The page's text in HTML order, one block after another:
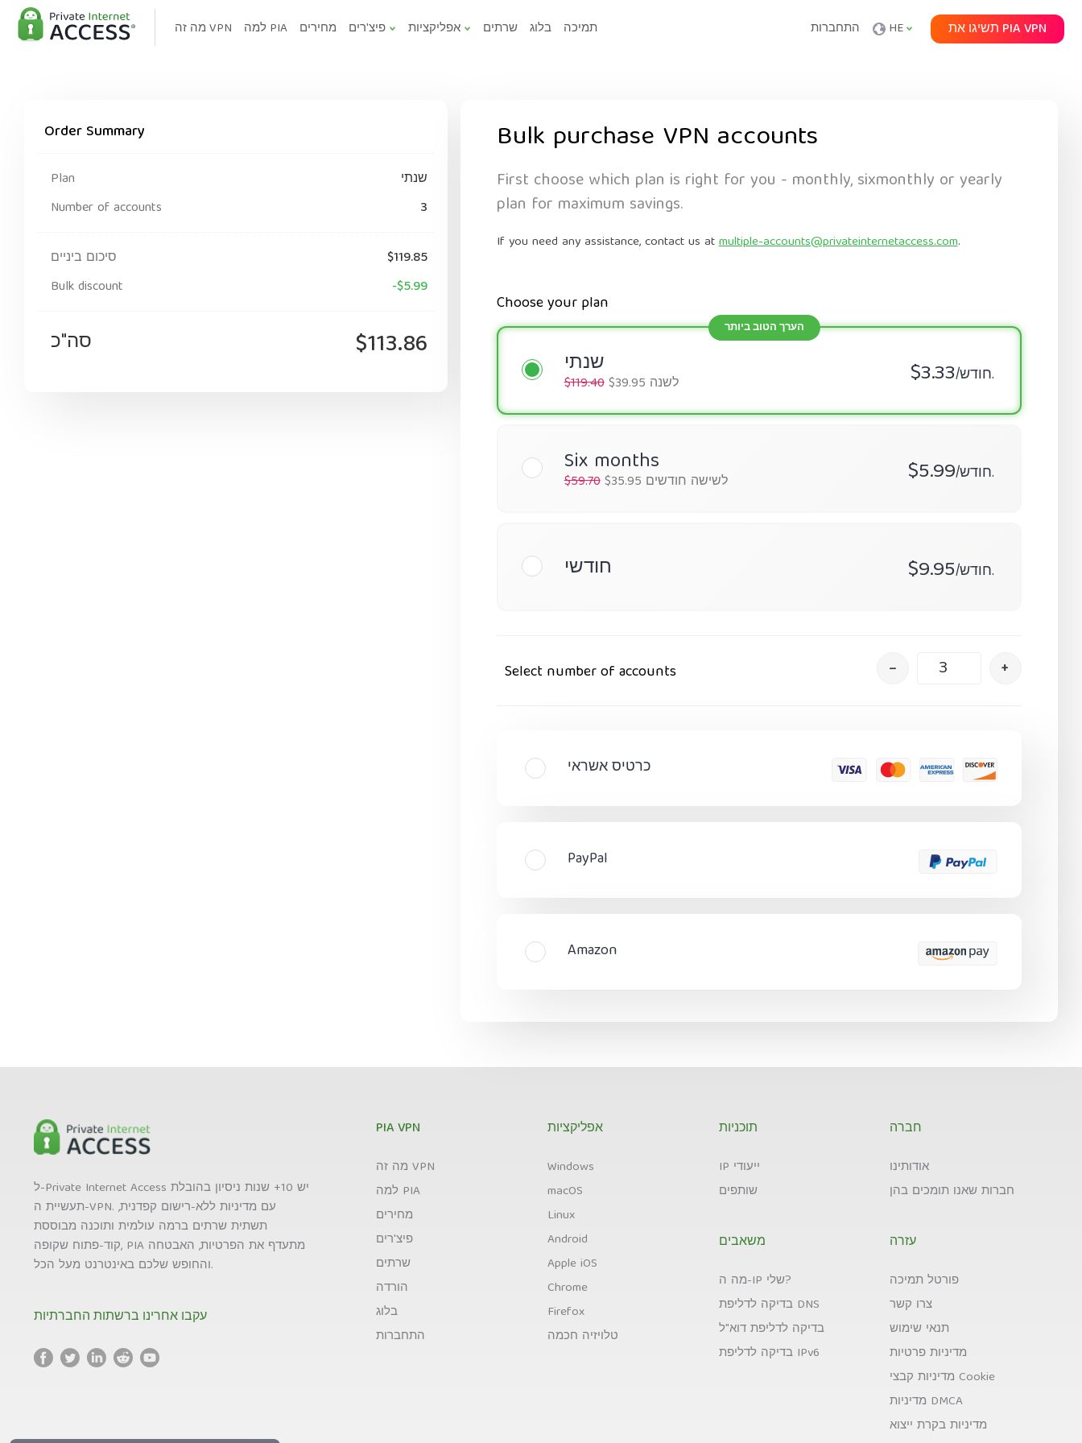
מה זה VPN למה PIA מחירים פיצ'רים אפליקציות שרתים בלוג תמיכה התחברות HE תשיגו את PIA VPN
Order Summary
Plan
שנתי
Number of accounts
3
סיכום ביניים
$119.85
Bulk discount
-$5.99
סה"כ $113.86
Bulk purchase VPN accounts
First choose which plan is right for you - monthly, sixmonthly or yearly
plan for maximum savings.
If you need any assistance, contact us atmultiple-accounts@privateinternetaccess.com.
Choose your plan
שנתי $3.33 /חודש. $119.40 $39.95 לשנה
Six months $5.99 /חודש. $59.70 $35.95 לשישה חודשים
חודשי $9.95 /חודש.
Select number of accounts – +
כרטיס אשראי
PayPal
Amazon
ל-Private Internet Access יש 10+ שנות ניסיון בהובלת
תעשיית ה-VPN. עם מדיניות ללא-רישום קפדנית,
תשתית שרתים ברמה עולמית ותוכנה מבוססת
קוד-פתוח שקופה, PIA מתעדף את הפרטיות, האבטחה
והחופש שלכם באינטרנט מעל הכל.
עקבו אחרינו ברשתות החברתיות
PIA VPN
מה זה VPN
למה PIA
מחירים
פיצ'רים
שרתים
הורדה
בלוג
התחברות
אפליקציות
Windows
macOS
Linux
Android
Apple iOS
Chrome
Firefox
טלויזיה חכמה
תוכניות
IP ייעודי
שותפים
משאבים
מה ה-IP שלי?
בדיקה לדליפת DNS
בדיקה לדליפת דוא"ל
בדיקה לדליפת IPv6
חברה
אודותינו
חברות שאנו תומכים בהן
עזרה
פורטל תמיכה
צרו קשר
תנאי שימוש
מדיניות פרטיות
מדיניות קבצי Cookie
מדיניות DMCA
מדיניות בקרת ייצוא